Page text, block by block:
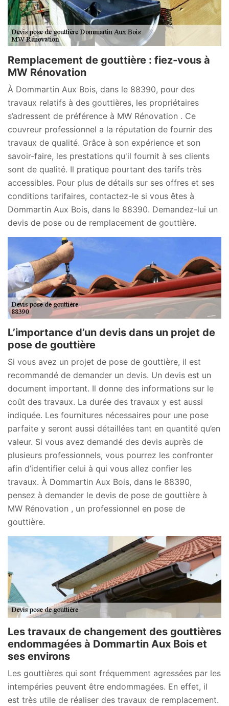
Remplacement de gouttière : fiez-vous à
MW Rénovation
À Dommartin Aux Bois, dans le 88390, pour des
travaux relatifs à des gouttières, les propriétaires
s’adressent de préférence à MW Rénovation . Ce
couvreur professionnel a la réputation de fournir des
travaux de qualité. Grâce à son expérience et son
savoir-faire, les prestations qu'il fournit à ses clients
sont de qualité. Il pratique pourtant des tarifs très
accessibles. Pour plus de détails sur ses offres et ses
conditions tarifaires, contactez-le si vous êtes à
Dommartin Aux Bois, dans le 88390. Demandez-lui un
devis de pose ou de remplacement de gouttière.
L’importance d’un devis dans un projet de
pose de gouttière
Si vous avez un projet de pose de gouttière, il est
recommandé de demander un devis. Un devis est un
document important. Il donne des informations sur le
coût des travaux. La durée des travaux y est aussi
indiquée. Les fournitures nécessaires pour une pose
parfaite y seront aussi détaillées tant en quantité qu’en
valeur. Si vous avez demandé des devis auprès de
plusieurs professionnels, vous pourrez les confronter
afin d’identifier celui à qui vous allez confier les
travaux. À Dommartin Aux Bois, dans le 88390,
pensez à demander le devis de pose de gouttière à
MW Rénovation , un professionnel en pose de
gouttière.
Les travaux de changement des gouttières
endommagées à Dommartin Aux Bois et
ses environs
Les gouttières qui sont fréquemment agressées par les
intempéries peuvent être endommagées. En effet, il
est très utile de réaliser des travaux de remplacement.